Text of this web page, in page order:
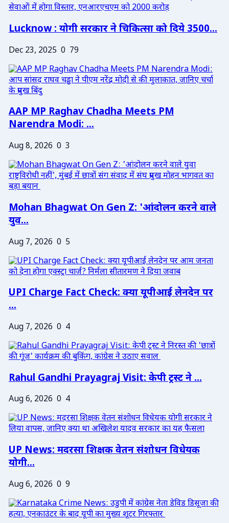
Lucknow : योगी सरकार ने चिकित्सा को दिये 3500...
Dec 23, 2025 0 79
AAP MP Raghav Chadha Meets PM
Narendra Modi: ...
Aug 8, 2026 0 3
Mohan Bhagwat On Gen Z: 'आंदोलन करने वाले
युव...
Aug 7, 2026 0 5
UPI Charge Fact Check: क्या यूपीआई लेनदेन पर
...
Aug 7, 2026 0 4
Rahul Gandhi Prayagraj Visit: केपी ट्रस्ट ने ...
Aug 6, 2026 0 4
UP News: मदरसा शिक्षक वेतन संशोधन विधेयक
योगी...
Aug 6, 2026 0 9